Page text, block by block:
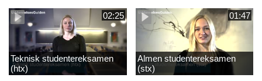
02:25
Teknisk studentereksamen
(htx)
01:47
Almen studentereksamen
(stx)